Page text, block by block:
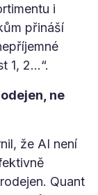
i
přináší
1, 2…“.
ne
že AI není
Quant